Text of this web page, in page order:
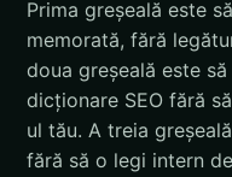
Prima greșeală este
memorată, fără
doua greșeală este
dicționare SEO fără
ul tău. A treia
fără să o legi intern